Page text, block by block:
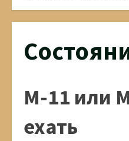
М-11 или
ехать